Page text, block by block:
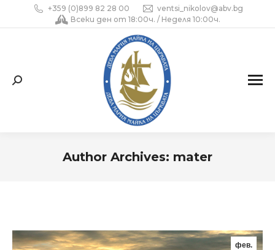
+359 (0)899 82 28 00
ventsi_nikolov@abv.bg
Всеки ден от 18:00ч. / Неделя 10:00ч.
Search:
Author Archives: mater
фев.